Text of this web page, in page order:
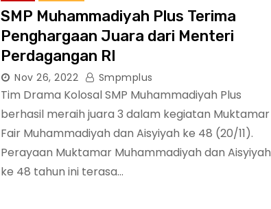
SMP Muhammadiyah Plus Terima
Penghargaan Juara dari Menteri
Perdagangan RI
Nov 26, 2022 Smpmplus
Tim Drama Kolosal SMP Muhammadiyah Plus
berhasil meraih juara 3 dalam kegiatan Muktamar
Fair Muhammadiyah dan Aisyiyah ke 48 (20/11).
Perayaan Muktamar Muhammadiyah dan Aisyiyah
ke 48 tahun ini terasa…